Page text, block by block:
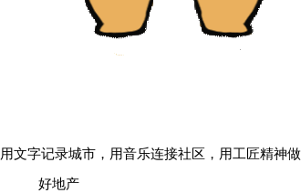
用文字记录城市，用音乐连接社区，用工匠精神做
好地产